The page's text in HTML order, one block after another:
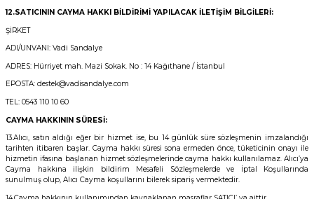
12.SATICININ CAYMA HAKKI BİLDİRİMİ YAPILACAK İLETİŞİM BİLGİLERİ:
ŞİRKET
ADI/UNVANI: Vadi Sandalye
ADRES: Hürriyet mah. Mazi Sokak. No : 14 Kağıthane / İstanbul
EPOSTA: destek@vadisandalye.com
TEL: 0543 110 10 60
CAYMA HAKKININ SÜRESİ:
13.Alıcı, satın aldığı eğer bir hizmet ise, bu 14 günlük süre sözleşmenin imzalandığı
tarihten itibaren başlar. Cayma hakkı süresi sona ermeden önce, tüketicinin onayı ile
hizmetin ifasına başlanan hizmet sözleşmelerinde cayma hakkı kullanılamaz. Alıcı’ya
Cayma hakkına ilişkin bildirim Mesafeli Sözleşmelerde ve İptal Koşullarında
sunulmuş olup, Alıcı Cayma koşullarını bilerek sipariş vermektedir.